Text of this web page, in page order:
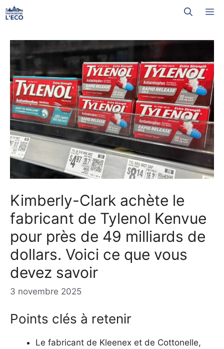
Aller
au
Kimberly-Clark achète le
fabricant de Tylenol Kenvue
pour près de 49 milliards de
dollars. Voici ce que vous
devez savoir
3 novembre 2025
Points clés à retenir
Le fabricant de Kleenex et de Cottonelle,